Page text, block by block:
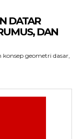
DATAR
DAN
geometri dasar,